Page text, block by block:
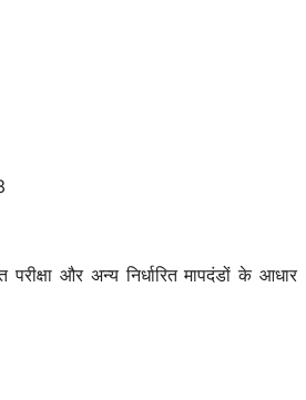
परीक्षा और अन्य निर्धारित मापदंडों के आधार